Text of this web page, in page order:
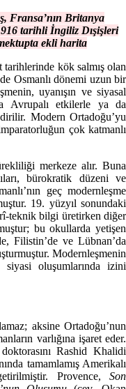
Fransa’nın Britanya
tarihli İngiliz Dışişleri
ekli harita
kök salmış olan
Osmanlı dönemi uzun bir
uyanışın ve siyasal
Avrupalı etkilerle ya da
Modern Ortadoğu’yu
çok katmanlı
merkeze alır. Buna
bürokratik düzeni ve
geç modernleşme
19. yüzyıl sonundaki
teknik bilgi üretirken diğer
bu okullarda yetişen
Filistin’de ve Lübnan’da
Modernleşmenin
oluşumlarında izini
aksine Ortadoğu’nun
varlığına işaret eder.
Rashid Khalidi
tamamlamış Amerikalı
Provence, Son